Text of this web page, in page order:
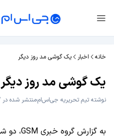
خانه اخبار یک گوشی مد روز دیگر
یک گوشی مد روز دیگر
نوشته تیم تحریریه جی‌اس‌اممنتشر شده در 17 مهر 1386